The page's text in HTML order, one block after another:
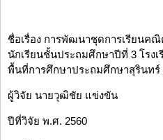
ชื่อเรื่อง การพัฒนาชุดการเรียนคณิ
นักเรียนชั้นประถมศึกษาปีที่ 3 โรง
พื้นที่การศึกษาประถมศึกษาสุรินทร์
ผู้วิจัย นายวุฒิชัย แข่งขัน
ปีที่วิจัย พ.ศ. 2560